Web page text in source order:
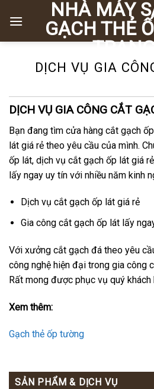
đến
NHÀ MÁY
GẠCH THẺ
DỊCH VỤ GIA
DỊCH VỤ GIA CÔNG CẮT
Bạn đang tìm cửa hàng cắt gạch
lát giá rẻ theo yêu cầu của mình.
ốp lát, dịch vụ cắt gạch ốp lát giá
lấy ngay uy tín với nhiều năm kinh
Dịch vụ cắt gạch ốp lát giá rẻ
Gia công cắt gạch ốp lát lấy
Với xưởng cắt gạch đá theo yêu
công nghệ hiện đại trong gia công
Rất mong được phục vụ quý khách
Xem thêm:
Gạch thẻ ốp tường
SẢN PHẨM & DỊCH VỤ